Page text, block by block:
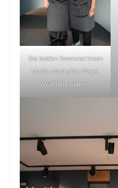
Die beiden Gewinner:innen
Moritz Maximilian Vogel,
Waltraud Aigner.